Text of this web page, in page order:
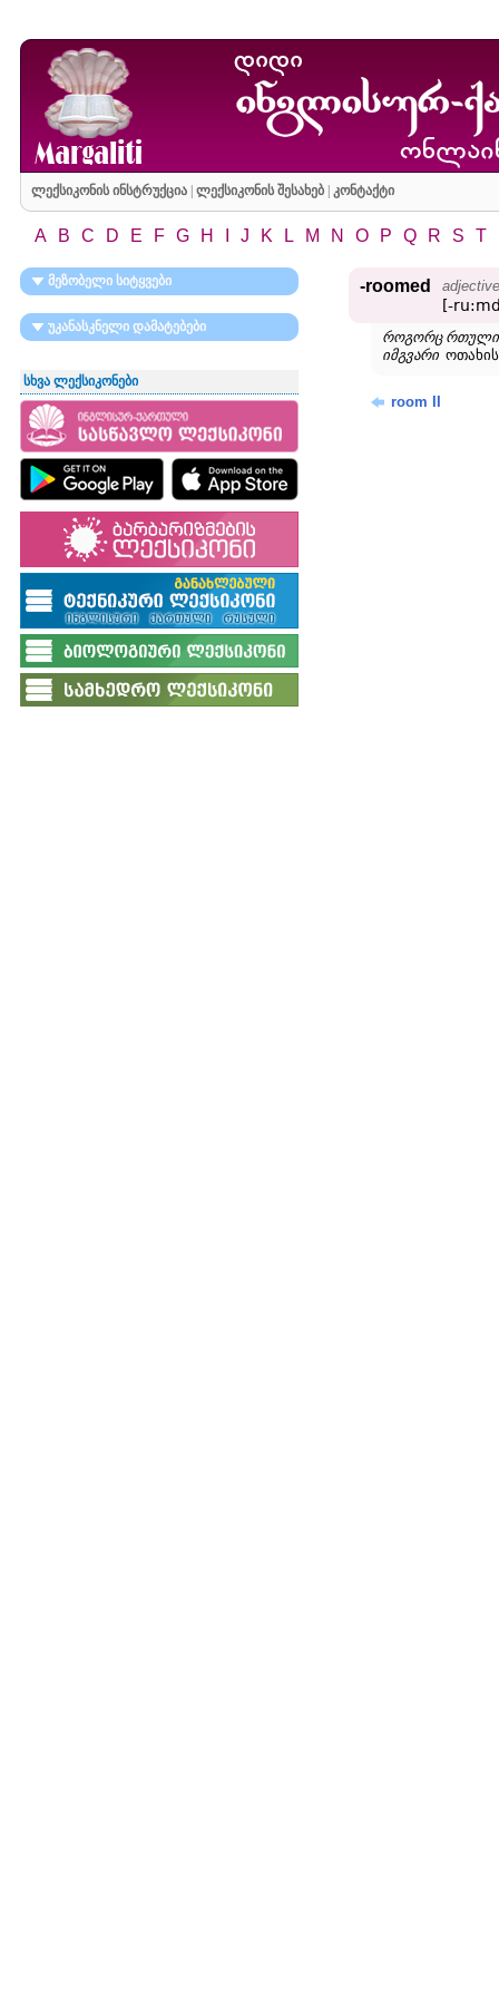
ლექსიკონის ინსტრუქცია| ლექსიკონის შესახებ| კონტაქტი
A B C D E F G H J K L M N O P Q R S T
მეზობელი სიტყვები
უკანასკნელი დამატებები
სხვა ლექსიკონები
-roomed adjective
[-
როგორც რთული
იმგვარი ოთახის
room II